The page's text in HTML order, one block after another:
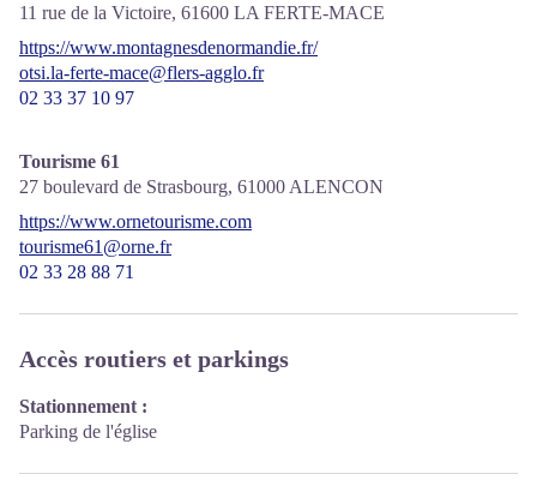
11 rue de la Victoire, 61600 LA FERTE-MACE
https://www.montagnesdenormandie.fr/
otsi.la-ferte-mace@flers-agglo.fr
02 33 37 10 97
Tourisme 61
27 boulevard de Strasbourg, 61000 ALENCON
https://www.ornetourisme.com
tourisme61@orne.fr
02 33 28 88 71
Accès routiers et parkings
Stationnement :
Parking de l'église